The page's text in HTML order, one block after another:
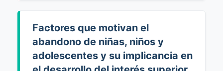
Factores que motivan el
abandono de niñas, niños y
adolescentes y su implicancia en